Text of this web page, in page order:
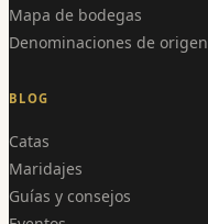
Mapa de bodegas
Denominaciones de origen
BLOG
Catas
Maridajes
Guías y consejos